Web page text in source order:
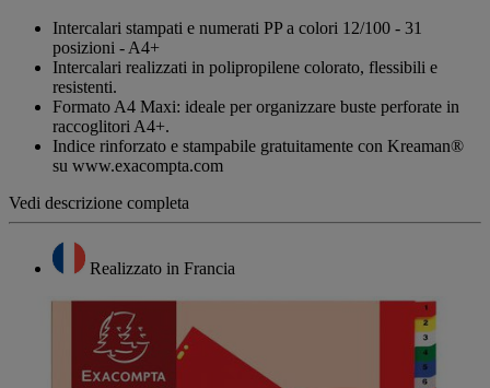
pagina.
Intercalari stampati e numerati PP a colori 12/100 - 31
posizioni - A4+
Intercalari realizzati in polipropilene colorato, flessibili e
resistenti.
Formato A4 Maxi: ideale per organizzare buste perforate in
raccoglitori A4+.
Indice rinforzato e stampabile gratuitamente con Kreaman®
su www.exacompta.com
Vedi descrizione completa
Realizzato in Francia